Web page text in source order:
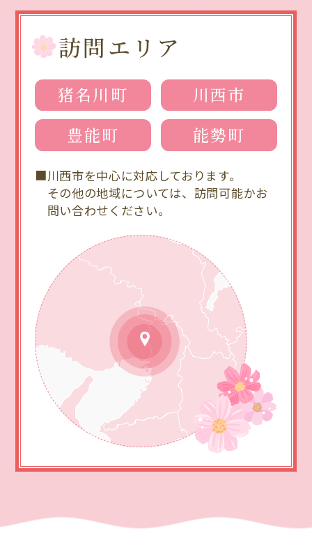
訪問エリア
猪名川町
川西市
豊能町
能勢町
川西市を中心に対応しております。
その他の地域については、訪問可能かお
問い合わせください。